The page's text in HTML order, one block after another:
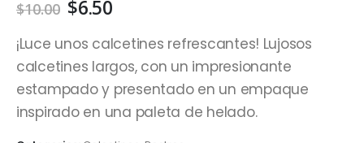
$10.00 $6.50
¡Luce unos calcetines refrescantes! Lujosos
calcetines largos, con un impresionante
estampado y presentado en un empaque
inspirado en una paleta de helado.